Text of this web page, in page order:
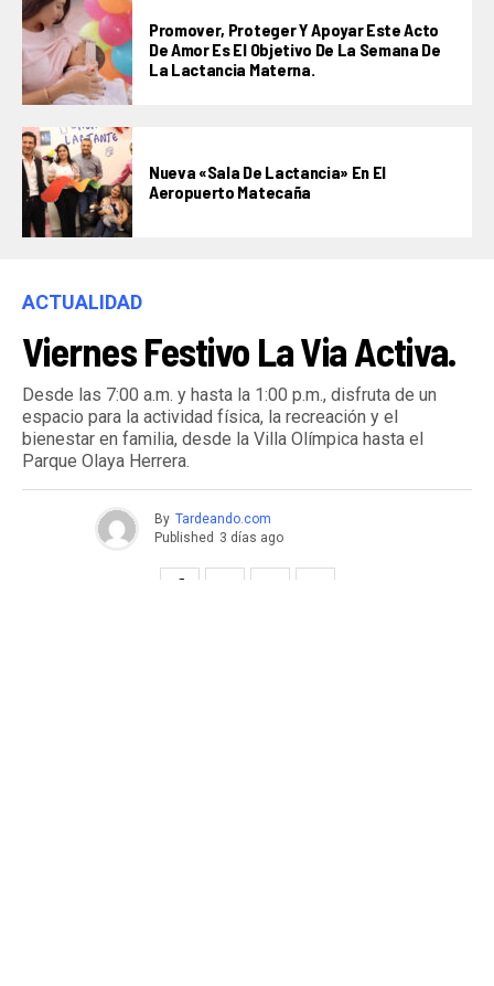
Promover, Proteger Y Apoyar Este Acto
De Amor Es El Objetivo De La Semana De
La Lactancia Materna.
Nueva «Sala De Lactancia» En El
Aeropuerto Matecaña
ACTUALIDAD
Viernes Festivo La Via Activa.
Desde las 7:00 a.m. y hasta la 1:00 p.m., disfruta de un
espacio para la actividad física, la recreación y el
bienestar en familia, desde la Villa Olímpica hasta el
Parque Olaya Herrera.
By Tardeando.com
Published 3 días ago